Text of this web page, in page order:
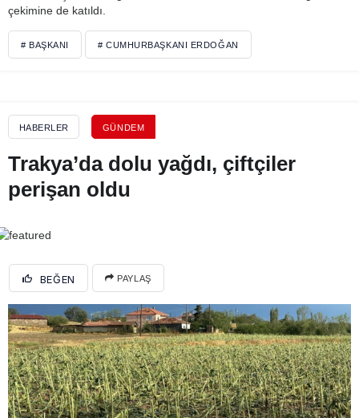
çekimine de katıldı.
# BAŞKANI # CUMHURBAŞKANI ERDOĞAN
HABERLER GÜNDEM
Trakya’da dolu yağdı, çiftçiler
perişan oldu
BEĞEN PAYLAŞ